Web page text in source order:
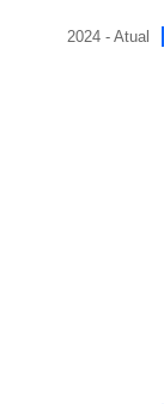
2024 - Atual